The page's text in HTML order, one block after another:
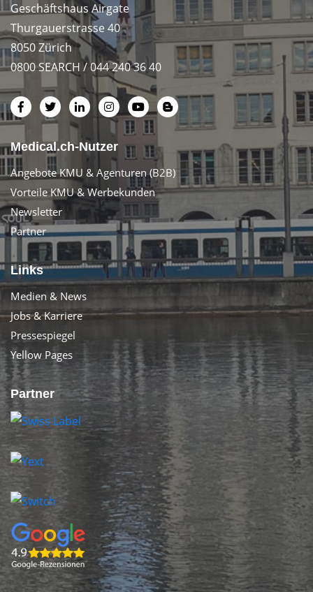
Geschäftshaus Airgate
Thurgauerstrasse 40
8050 Zürich
0800 SEARCH / 044 240 36 40
Medical.ch-Nutzer
Angebote KMU & Agenturen (B2B)
Vorteile KMU & Werbekunden
Newsletter
Partner
Links
Medien & News
Jobs & Karriere
Pressespiegel
Yellow Pages
Partner